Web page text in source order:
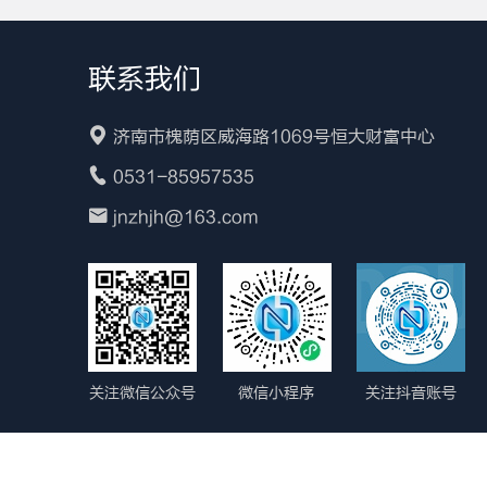
联系我们
济南市槐荫区威海路1069号恒大财富中心
0531-85957535
jnzhjh@163.com
关注微信公众号 微信小程序 关注抖音账号